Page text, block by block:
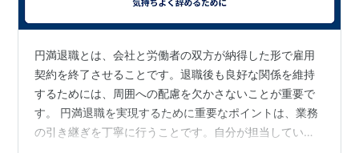
円満退職とは、会社と労働者の双方が納得した形で雇用
契約を終了させることです。退職後も良好な関係を維持
するためには、周囲への配慮を欠かさないことが重要で
す。 円満退職を実現するために重要なポイントは、業務
の引き継ぎを丁寧に行うことです。自分が担当していた